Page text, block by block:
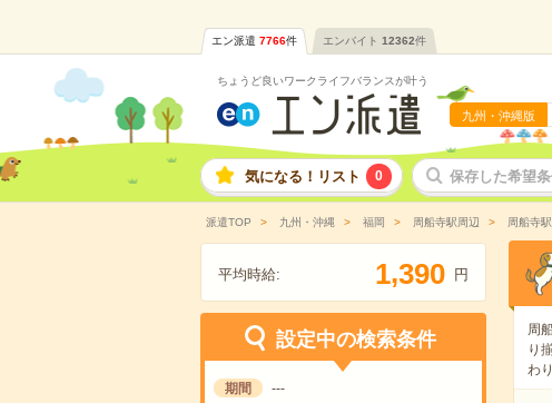
エン派遣 7766件 エンバイト 12362件
ちょうど良いワークライフバランスが叶う
九州・沖縄版
気になる！リスト 0 保存した希望
派遣TOP 九州・沖縄 福岡 周船寺駅周辺 周船寺
平均時給: 1,390 円
設定中の検索条件
期間 ---
周
り
わ